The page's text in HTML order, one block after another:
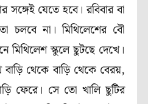
সঙ্গেই যেতে হবে। রবিবার বা
চলবে না। মিথিলেশের বৌ
মিথিলেশ স্কুলে ছুটছে দেখে।
থেকে বাড়ি থেকে বেরয়,
ফেরে। সে তো খালি ছুটির